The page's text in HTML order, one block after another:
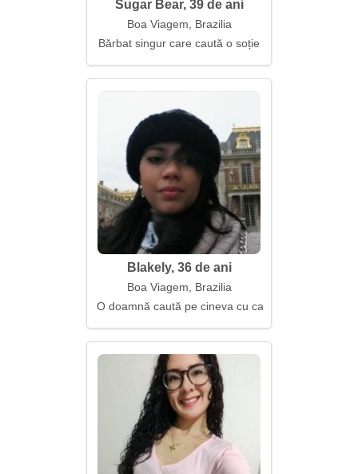
Sugar Bear, 39 de ani
Boa Viagem, Brazilia
Bărbat singur care caută o soție
Blakely, 36 de ani
Boa Viagem, Brazilia
O doamnă caută pe cineva cu care să nu fie